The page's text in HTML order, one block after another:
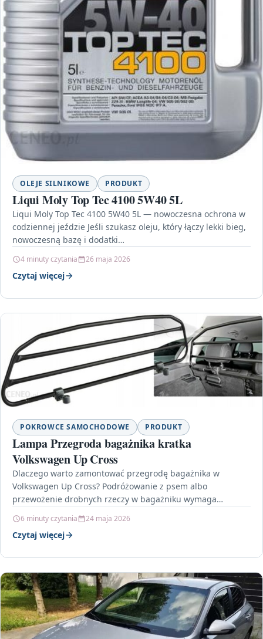
OLEJE SILNIKOWE PRODUKT
Liqui Moly Top Tec 4100 5W40 5L
Liqui Moly Top Tec 4100 5W40 5L — nowoczesna ochrona w
codziennej jeździe Jeśli szukasz oleju, który łączy lekki bieg,
nowoczesną bazę i dodatki…
4 minuty czytania 26 maja 2026
Czytaj więcej
POKROWCE SAMOCHODOWE PRODUKT
Lampa Przegroda bagażnika kratka
Volkswagen Up Cross
Dlaczego warto zamontować przegrodę bagażnika w
Volkswagen Up Cross? Podróżowanie z psem albo
przewożenie drobnych rzeczy w bagażniku wymaga
6 minuty czytania 24 maja 2026
Czytaj więcej